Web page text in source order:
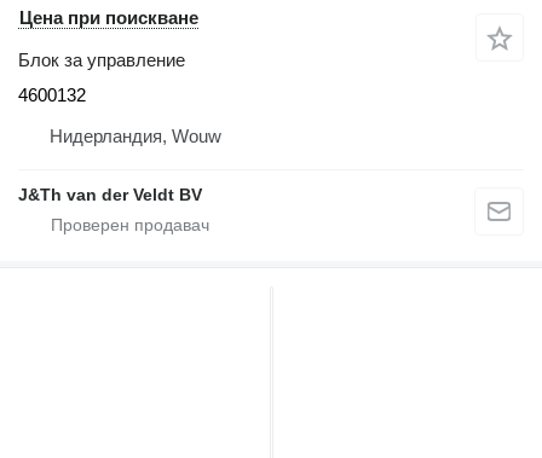
Цена при поискване
Блок за управление
4600132
Нидерландия, Wouw
J&Th van der Veldt BV